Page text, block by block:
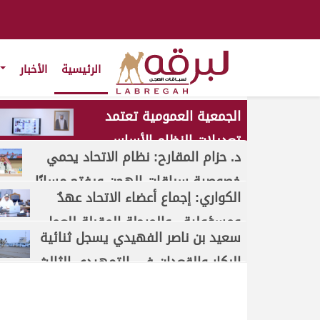
الرئيسية الأخبار
الجمعية العمومية تعتمد
تعديلات النظام الأساسي
بالإجماع وتجدد الثقة بقيادة
عبدالله الكواري
د. حزام المقارح: نظام الاتحاد يحمي
خصوصية سباقات الهجن ويفتح مسارًا
آسيويًا لكرة يد الهجانة
الكواري: إجماع أعضاء الاتحاد عهدٌ
ومسؤولية.. والمرحلة المقبلة للعمل
والإنجاز
سعيد بن ناصر الفهيدي يسجل ثنائية
البكار والقعدان في التمهيدي الثالث